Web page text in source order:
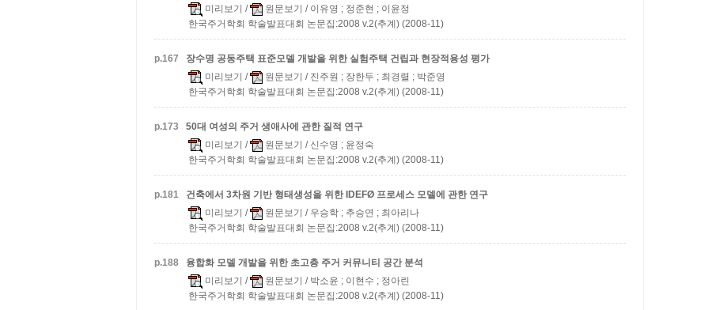
미리보기 / 원문보기 / 이유영 ; 정준현 ; 이윤정
한국주거학회 학술발표대회 논문집:2008 v.2(추계) (2008-11)
p.167
장수명 공동주택 표준모델 개발을 위한 실험주택 건립과 현장적용성 평가
미리보기 / 원문보기 / 진주원 ; 장한두 ; 최경렬 ; 박준영
한국주거학회 학술발표대회 논문집:2008 v.2(추계) (2008-11)
p.173
50대 여성의 주거 생애사에 관한 질적 연구
미리보기 / 원문보기 / 신수영 ; 윤정숙
한국주거학회 학술발표대회 논문집:2008 v.2(추계) (2008-11)
p.181
건축에서 3차원 기반 형태생성을 위한 IDEFØ 프로세스 모델에 관한 연구
미리보기 / 원문보기 / 우승학 ; 추승연 ; 최아리나
한국주거학회 학술발표대회 논문집:2008 v.2(추계) (2008-11)
p.188
융합화 모델 개발을 위한 초고층 주거 커뮤니티 공간 분석
미리보기 / 원문보기 / 박소윤 ; 이현수 ; 정아린
한국주거학회 학술발표대회 논문집:2008 v.2(추계) (2008-11)